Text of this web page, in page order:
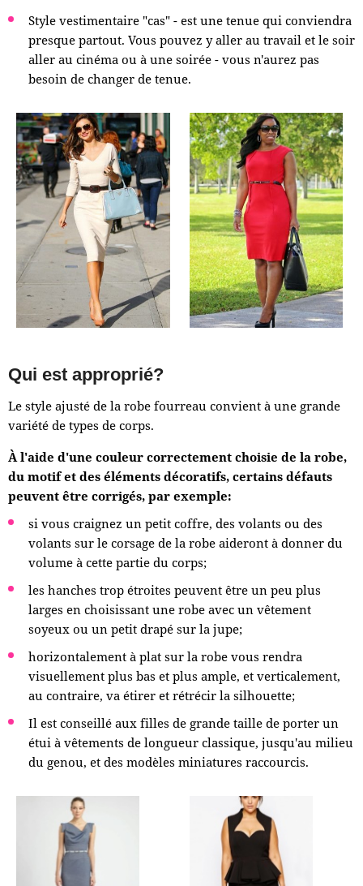
Style vestimentaire "cas" - est une tenue qui conviendra
presque partout. Vous pouvez y aller au travail et le soir
aller au cinéma ou à une soirée - vous n'aurez pas
besoin de changer de tenue.
Qui est approprié?
Le style ajusté de la robe fourreau convient à une grande
variété de types de corps.
À l'aide d'une couleur correctement choisie de la robe,
du motif et des éléments décoratifs, certains défauts
peuvent être corrigés, par exemple:
si vous craignez un petit coffre, des volants ou des
volants sur le corsage de la robe aideront à donner du
volume à cette partie du corps;
les hanches trop étroites peuvent être un peu plus
larges en choisissant une robe avec un vêtement
soyeux ou un petit drapé sur la jupe;
horizontalement à plat sur la robe vous rendra
visuellement plus bas et plus ample, et verticalement,
au contraire, va étirer et rétrécir la silhouette;
Il est conseillé aux filles de grande taille de porter un
étui à vêtements de longueur classique, jusqu'au milieu
du genou, et des modèles miniatures raccourcis.